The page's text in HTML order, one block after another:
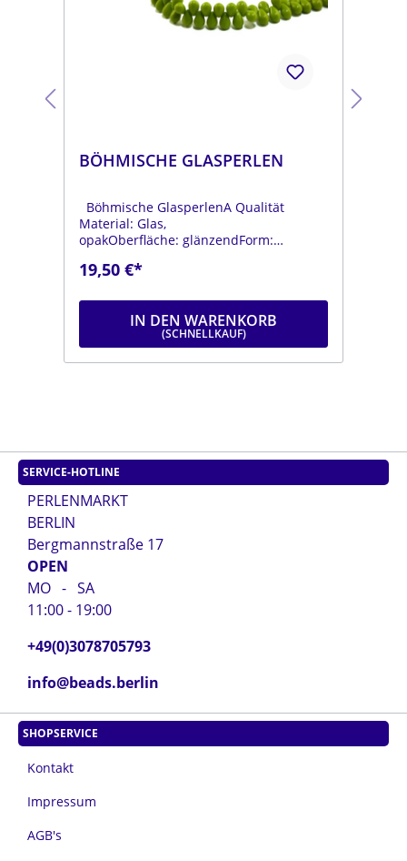
BÖHMISCHE GLASPERLEN
Böhmische GlasperlenA Qualität
Material: Glas,
opakOberfläche: glänzendForm:
moosgrünDurchmesser: ca. 6 mmLänge:
19,50 €*
IN DEN WARENKORB
SERVICE-HOTLINE
PERLENMARKT
BERLIN
Bergmannstraße 17
OPEN
MO - SA
11:00 - 19:00
+49(0)3078705793
info@beads.berlin
SHOPSERVICE
Kontakt
Impressum
AGB's